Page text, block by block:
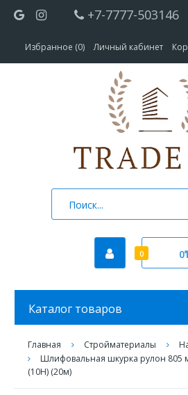
+7-7777-503146
Избранное (0) Личный кабинет
0
Каталог товаров
Главная Стройматериалы
Шлифовальная шкурка рулон 805
(10Н) (20м)